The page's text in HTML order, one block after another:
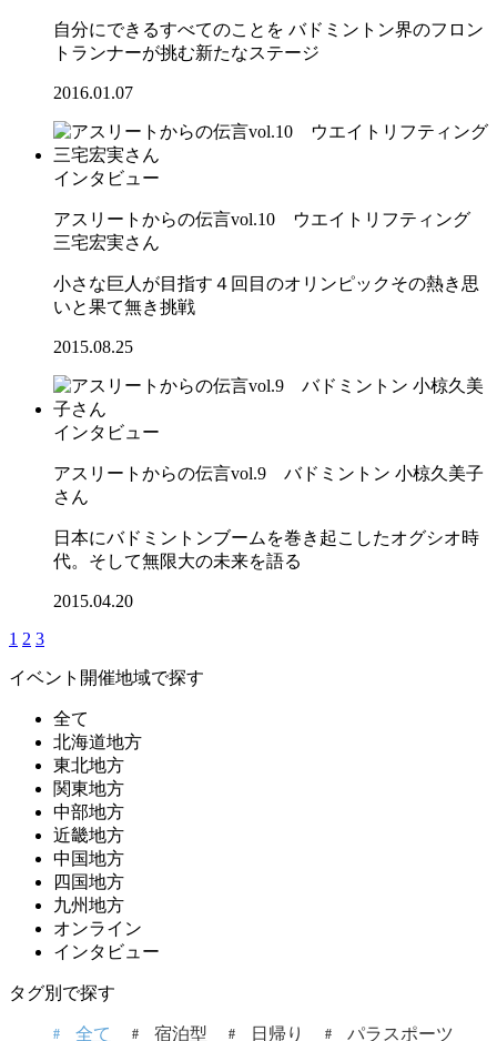
自分にできるすべてのことを バドミントン界のフロン
トランナーが挑む新たなステージ
2016.01.07
インタビュー
アスリートからの伝言vol.10 ウエイトリフティング
三宅宏実さん
小さな巨人が目指す４回目のオリンピックその熱き思
いと果て無き挑戦
2015.08.25
インタビュー
アスリートからの伝言vol.9 バドミントン 小椋久美子
さん
日本にバドミントンブームを巻き起こしたオグシオ時
代。そして無限大の未来を語る
2015.04.20
1 2 3
イベント開催地域で探す
全て
北海道地方
東北地方
関東地方
中部地方
近畿地方
中国地方
四国地方
九州地方
オンライン
インタビュー
タグ別で探す
全て 宿泊型 日帰り
パラスポーツ